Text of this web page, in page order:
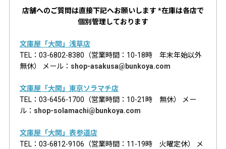
店舗へのご質問は直接下記へお願いします *在庫は各店で
個別管理しております
文庫屋「大関」浅草店
TEL：03-6802-8380（営業時間：10-18時 年末年始以外
無休） メール： shop-asakusa@bunkoya.com
文庫屋「大関」東京ソラマチ店
TEL：03-6456-1700（営業時間：10-21時 無休） メー
ル： shop-solamachi@bunkoya.com
文庫屋「大関」表参道店
TEL：03-6812-9106（営業時間：11-19時 火曜定休） メ